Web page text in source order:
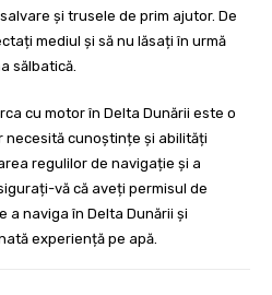
și trusele de prim ajutor. De
mediul și să nu lăsați în urmă
sălbatică.
cu motor în Delta Dunării este o
cunoștințe și abilități
regulilor de navigație și a
vă că aveți permisul de
a naviga în Delta Dunării și
experiență pe apă.